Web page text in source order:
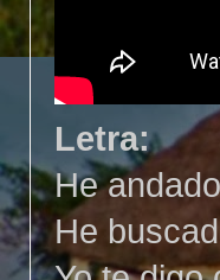
Letra:
He
He